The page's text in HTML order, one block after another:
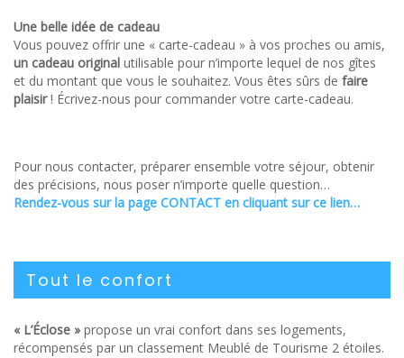
Une belle idée de cadeau
Vous pouvez offrir une « carte-cadeau » à vos proches ou amis,
un cadeau original utilisable pour n’importe lequel de nos gîtes
et du montant que vous le souhaitez. Vous êtes sûrs de faire
plaisir! Écrivez-nous pour commander votre carte-cadeau.
Pour nous contacter, préparer ensemble votre séjour, obtenir
des précisions, nous poser n’importe quelle question…
Rendez-vous sur la page CONTACT en cliquant sur ce lien…
Tout le confort
« L’Éclose » propose un vrai confort dans ses logements,
récompensés par un classement Meublé de Tourisme 2 étoiles.